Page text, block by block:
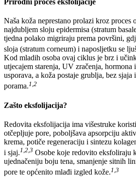
Naša koža neprestano prolazi kroz proces
najdubljem sloju epidermisa (stratum
tjedna polako migriraju prema površini,
sloja (stratum corneum) i naposljetku se
Kod mladih osoba ovaj ciklus je brz i
utjecajem starenja, UV zračenja, hormona
usporava, a koža postaje grublja, bez sjaja
porama.1,2
Zašto eksfolijacija?
Redovita eksfolijacija ima višestruke
otčepljuje pore, poboljšava apsorpciju
krema, potiče regeneraciju i sintezu
i sjaj.1,2,3 Osobe koje redovito eksfoliraju
ujednačeniju boju tena, smanjenje sitnih
pore te općenito mlađi izgled kože.1,3